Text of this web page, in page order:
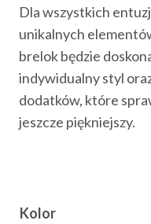
Dla wszystkich
unikalnych
brelok będzie
indywidualny styl
dodatków, które
jeszcze piękniejszy.
Kolor